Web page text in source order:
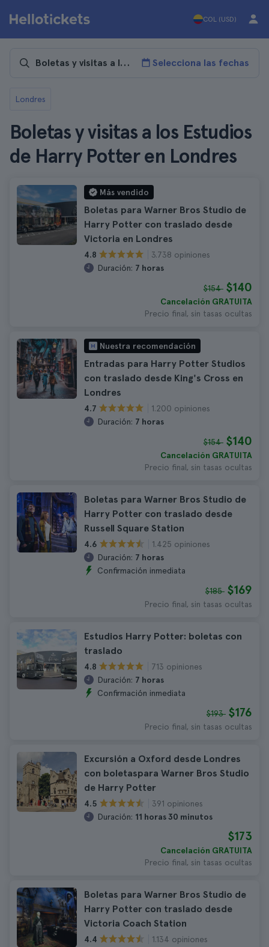
COL (USD)
Selecciona las fechas
Londres
Boletas y visitas a los Estudios
de Harry Potter en Londres
Más vendido
Boletas para Warner Bros Studio de
Harry Potter con traslado desde
Victoria en Londres
4.8
3.738 opiniones
Duración: 7 horas
$154 $140
Cancelación GRATUITA
Precio final, sin tasas ocultas
Nuestra recomendación
Entradas para Harry Potter Studios
con traslado desde King's Cross en
Londres
4.7
1.200 opiniones
Duración: 7 horas
$154 $140
Cancelación GRATUITA
Precio final, sin tasas ocultas
Boletas para Warner Bros Studio de
Harry Potter con traslado desde
Russell Square Station
4.6
1.425 opiniones
Duración: 7 horas
Confirmación inmediata
$185 $169
Precio final, sin tasas ocultas
Estudios Harry Potter: boletas con
traslado
4.8
713 opiniones
Duración: 7 horas
Confirmación inmediata
$193 $176
Precio final, sin tasas ocultas
Excursión a Oxford desde Londres
con boletaspara Warner Bros Studio
de Harry Potter
4.5
391 opiniones
Duración: 11 horas 30 minutos
$173
Cancelación GRATUITA
Precio final, sin tasas ocultas
Boletas para Warner Bros Studio de
Harry Potter con traslado desde
Victoria Coach Station
4.4
1.134 opiniones